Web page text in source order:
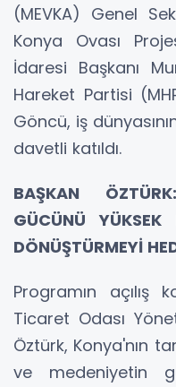
(MEVKA) Genel
Konya Ovası
İdaresi Başkanı
Hareket Partisi
Göncü, iş
davetli katıldı.
BAŞKAN
GÜCÜNÜ
DÖNÜŞTÜRMEYİ
Programın açılış
Ticaret Odası
Öztürk, Konya'nın
ve medeniyetin